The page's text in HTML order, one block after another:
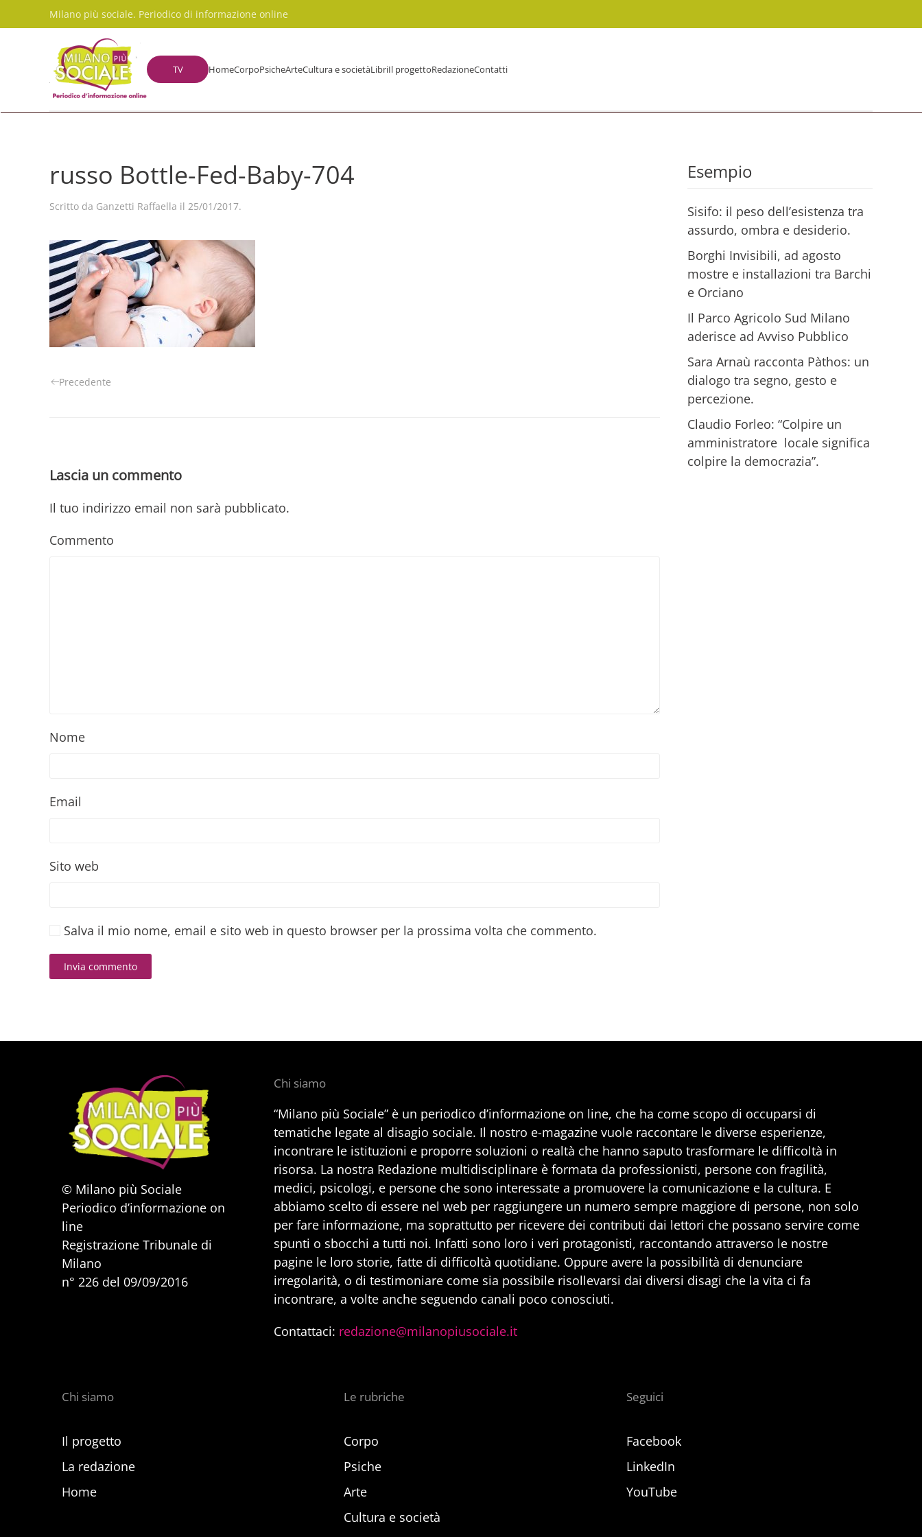
Skip to main content
Milano più sociale. Periodico di informazione online
TV HomeCorpoPsicheArteCultura e societàLibriIl progettoRedazioneContatti
russo Bottle-Fed-Baby-704
Scritto da Ganzetti Raffaella il 25/01/2017.
Precedente
Lascia un commento
Il tuo indirizzo email non sarà pubblicato.
Commento
Nome
Email
Sito web
Salva il mio nome, email e sito web in questo browser per la prossima volta che commento.
Invia commento
Esempio
Sisifo: il peso dell’esistenza tra
assurdo, ombra e desiderio.
Borghi Invisibili, ad agosto
mostre e installazioni tra Barchi
e Orciano
Il Parco Agricolo Sud Milano
aderisce ad Avviso Pubblico
Sara Arnaù racconta Pàthos: un
dialogo tra segno, gesto e
percezione.
Claudio Forleo: “Colpire un
amministratore locale significa
colpire la democrazia”.
© Milano più Sociale
Periodico d’informazione on
line
Registrazione Tribunale di
Milano
n° 226 del 09/09/2016
Chi siamo
“Milano più Sociale” è un periodico d’informazione on line, che ha come scopo di occuparsi di
tematiche legate al disagio sociale. Il nostro e-magazine vuole raccontare le diverse esperienze,
incontrare le istituzioni e proporre soluzioni o realtà che hanno saputo trasformare le difficoltà in
risorsa. La nostra Redazione multidisciplinare è formata da professionisti, persone con fragilità,
medici, psicologi, e persone che sono interessate a promuovere la comunicazione e la cultura. E
abbiamo scelto di essere nel web per raggiungere un numero sempre maggiore di persone, non solo
per fare informazione, ma soprattutto per ricevere dei contributi dai lettori che possano servire come
spunti o sbocchi a tutti noi. Infatti sono loro i veri protagonisti, raccontando attraverso le nostre
pagine le loro storie, fatte di difficoltà quotidiane. Oppure avere la possibilità di denunciare
irregolarità, o di testimoniare come sia possibile risollevarsi dai diversi disagi che la vita ci fa
incontrare, a volte anche seguendo canali poco conosciuti.
Contattaci: redazione@milanopiusociale.it
Chi siamo
Il progetto
La redazione
Home
Le rubriche
Corpo
Psiche
Arte
Cultura e società
Seguici
Facebook
LinkedIn
YouTube